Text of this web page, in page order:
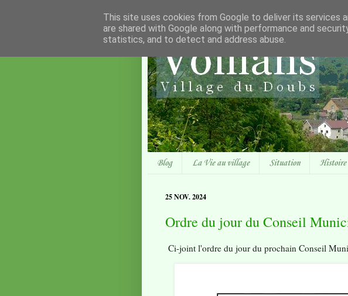
Blog La Vie au village Situation Histoire
25 NOV. 2024
Ordre du jour du Conseil
Ci-joint l'ordre du jour du prochain Conseil
This site uses cookies from Google to deliver its services
are shared with Google along with performance and
statistics, and to detect and address abuse.